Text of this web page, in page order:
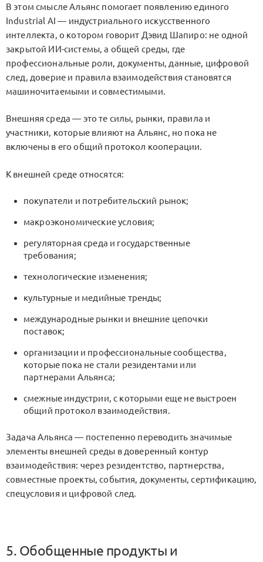
В этом смысле Альянс помогает появлению единого
Industrial AI — индустриального искусственного
интеллекта, о котором говорит Дэвид Шапиро: не одной
закрытой ИИ-системы, а общей среды, где
профессиональные роли, документы, данные, цифровой
след, доверие и правила взаимодействия становятся
машиночитаемыми и совместимыми.
Внешняя среда — это те силы, рынки, правила и
участники, которые влияют на Альянс, но пока не
включены в его общий протокол кооперации.
К внешней среде относятся:
покупатели и потребительский рынок;
макроэкономические условия;
регуляторная среда и государственные
требования;
технологические изменения;
культурные и медийные тренды;
международные рынки и внешние цепочки
поставок;
организации и профессиональные сообщества,
которые пока не стали резидентами или
партнерами Альянса;
смежные индустрии, с которыми еще не выстроен
общий протокол взаимодействия.
Задача Альянса — постепенно переводить значимые
элементы внешней среды в доверенный контур
взаимодействия: через резидентство, партнерства,
совместные проекты, события, документы, сертификацию,
спецусловия и цифровой след.
5. Обобщенные продукты и